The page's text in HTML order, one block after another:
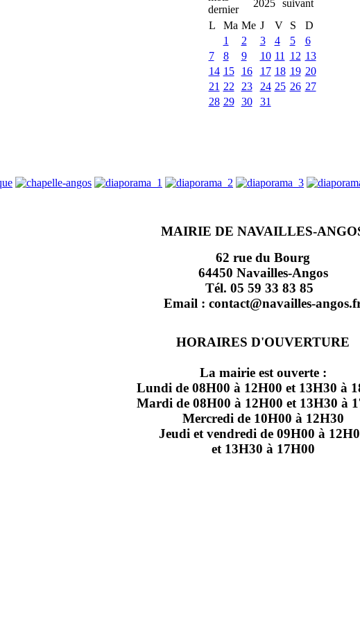
2025
L
Ma Me J V S
D
1
2 3 4 5
6
7
8 9 10 11 12 13
14 15 16 17 18 19 20
21 22 23 24 25 26 27
28 29 30 31
MAIRIE DE NAVAILLES-
62 rue du Bourg
64450 Navailles-Angos
Tél. 05 59 33 83 85
Email : contact@navailles-
HORAIRES D'OUVERTURE
La mairie est ouverte :
Lundi de 08H00 à 12H00 et 13H30 à
Mardi de 08H00 à 12H00 et 13H30 à
Mercredi de 10H00 à 12H30
Jeudi et vendredi de 09H00 à
et 13H30 à 17H00